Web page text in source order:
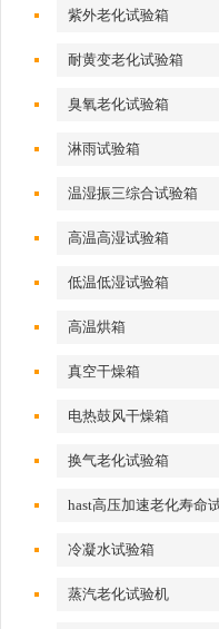
紫外老化试验箱
耐黄变老化试验箱
臭氧老化试验箱
淋雨试验箱
温湿振三综合试验箱
高温高湿试验箱
低温低湿试验箱
高温烘箱
真空干燥箱
电热鼓风干燥箱
换气老化试验箱
hast高压加速老化寿命
冷凝水试验箱
蒸汽老化试验机